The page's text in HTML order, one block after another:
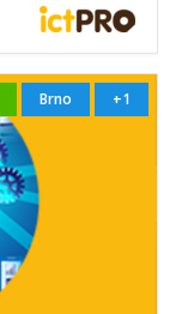
Brno +1